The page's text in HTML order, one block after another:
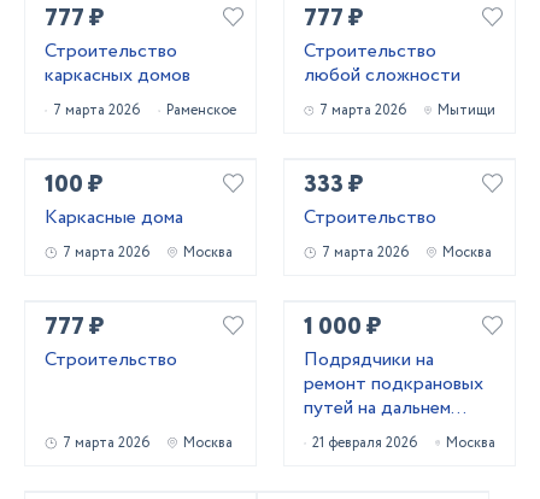
777 ₽
Строительство
каркасных домов
7 марта 2026 Раменское
777 ₽
Строительство
любой сложности
7 марта 2026 Мытищи
100 ₽
Каркасные дома
7 марта 2026 Москва
333 ₽
Строительство
7 марта 2026 Москва
777 ₽
Строительство
7 марта 2026 Москва
1 000 ₽
Подрядчики на
ремонт подкрановых
путей на дальнем
востоке
21 февраля 2026 Москва